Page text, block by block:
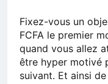
Fixez-vous un
FCFA le premier
quand vous allez
être hyper motivé
suivant. Et ainsi